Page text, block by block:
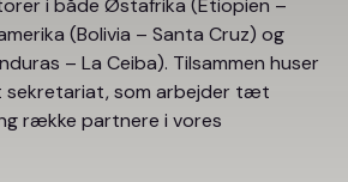
i både Østafrika (Etiopien –
(Bolivia – Santa Cruz) og
– La Ceiba). Tilsammen huser
sekretariat, som arbejder tæt
række partnere i vores